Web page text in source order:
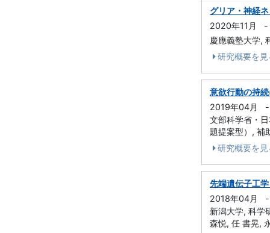
グリア・神経
2020年11月
-
慶應義塾大学,
研究概要を見
意欲行動の持
2019年04月
-
文部科学省・
題提案型）, 補
研究概要を見
先端遺伝子工
2018年04月
-
新潟大学, 科学
森悦, 任 書晃,